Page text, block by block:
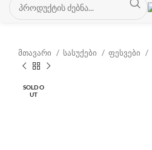
მთავარი სასუქები ფესვები
SOLD O
UT